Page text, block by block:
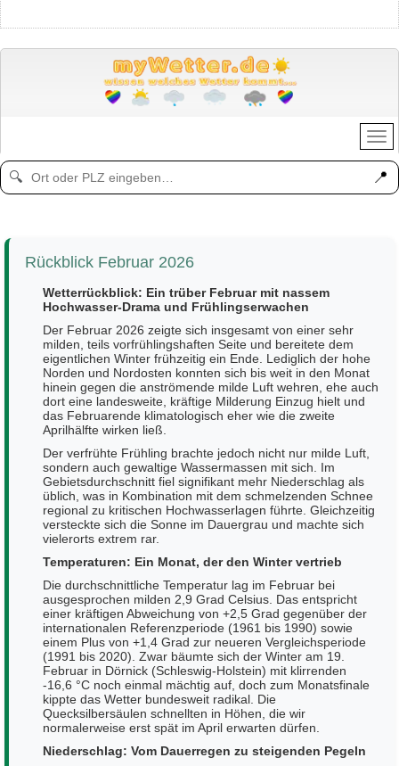
🔍 📍
Rückblick Februar 2026
Wetterrückblick: Ein trüber Februar mit nassem
Hochwasser-Drama und Frühlingserwachen
Der Februar 2026 zeigte sich insgesamt von einer sehr
milden, teils vorfrühlingshaften Seite und bereitete dem
eigentlichen Winter frühzeitig ein Ende. Lediglich der hohe
Norden und Nordosten konnten sich bis weit in den Monat
hinein gegen die anströmende milde Luft wehren, ehe auch
dort eine landesweite, kräftige Milderung Einzug hielt und
das Februarende klimatologisch eher wie die zweite
Aprilhälfte wirken ließ.
Der verfrühte Frühling brachte jedoch nicht nur milde Luft,
sondern auch gewaltige Wassermassen mit sich. Im
Gebietsdurchschnitt fiel signifikant mehr Niederschlag als
üblich, was in Kombination mit dem schmelzenden Schnee
regional zu kritischen Hochwasserlagen führte. Gleichzeitig
versteckte sich die Sonne im Dauergrau und machte sich
vielerorts extrem rar.
Temperaturen: Ein Monat, der den Winter vertrieb
Die durchschnittliche Temperatur lag im Februar bei
ausgesprochen milden 2,9 Grad Celsius. Das entspricht
einer kräftigen Abweichung von +2,5 Grad gegenüber der
internationalen Referenzperiode (1961 bis 1990) sowie
einem Plus von +1,4 Grad zur neueren Vergleichsperiode
(1991 bis 2020). Zwar bäumte sich der Winter am 19.
Februar in Dörnick (Schleswig-Holstein) mit klirrenden
-16,6 °C noch einmal mächtig auf, doch zum Monatsfinale
kippte das Wetter bundesweit radikal. Die
Quecksilbersäulen schnellten in Höhen, die wir
normalerweise erst spät im April erwarten dürfen.
Niederschlag: Vom Dauerregen zu steigenden Pegeln